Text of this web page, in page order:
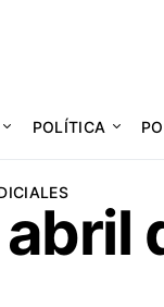
POLÍTICA
abril